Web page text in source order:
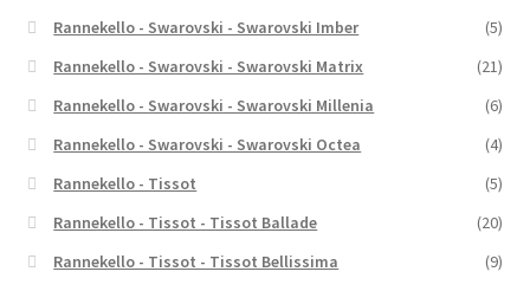
Rannekello - Swarovski - Swarovski Imber
(5)
Rannekello - Swarovski - Swarovski Matrix
(21)
Rannekello - Swarovski - Swarovski Millenia
(6)
Rannekello - Swarovski - Swarovski Octea
(4)
Rannekello - Tissot
(5)
Rannekello - Tissot - Tissot Ballade
(20)
Rannekello - Tissot - Tissot Bellissima
(9)